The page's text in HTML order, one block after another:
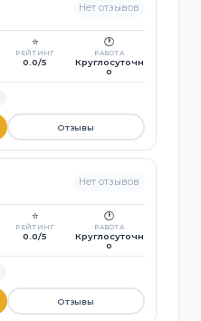
Нет отзывов
⭐
РЕЙТИНГ
0.0/5
🕐
РАБОТА
Круглосуточн
о
Отзывы
Нет отзывов
⭐
РЕЙТИНГ
0.0/5
🕐
РАБОТА
Круглосуточн
о
Отзывы